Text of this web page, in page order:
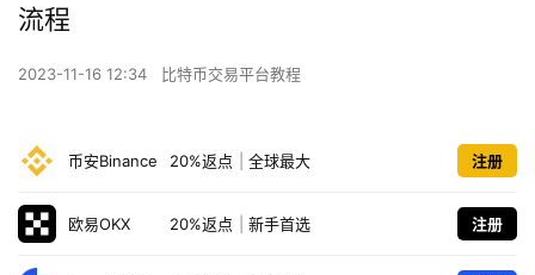
流程
2023-11-16 12:34 比特币交易平台教程
币安Binance 20%返点 全球最大 注册
欧易OKX 20%返点 新手首选 注册